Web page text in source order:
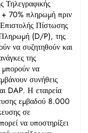
Τηλεγραφικής
70% πληρωμή πριν
Πίστωσης
(D/P), της
να συζητηθούν και
της
μπορούν να
συνήθεις
DAP. Η εταιρεία
εμβαδού 8.000
σε
να υποστηρίξει